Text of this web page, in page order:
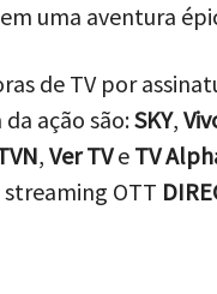
uma aventura
de TV por
ação são:SKY,
, Ver TVe TV
streaming OTT